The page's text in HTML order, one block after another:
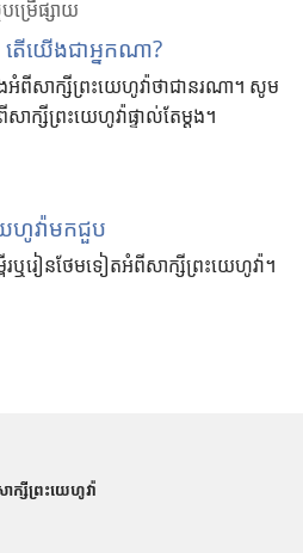
ម្រើ​ផ្សាយ
ើ​យើង​ជា​អ្នក​ណា?
ពី​សាក្សី​ព្រះ​យេហូវ៉ា​ថា​ជា​នរណា។ សូម​
ក្សី​ព្រះ​យេហូវ៉ា​ផ្ទាល់​តែ​ម្ដង។
ហូវ៉ាមកជួប
ឬរៀនថែមទៀតអំពីសាក្សីព្រះយេហូវ៉ា។
ក្សីព្រះយេហូវ៉ា